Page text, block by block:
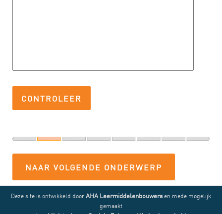
NAAR VOLGENDE ONDERWERP
Deze site is ontwikkeld doorAHA Leermiddelenbouwersen mede mogelijk
gemaakt